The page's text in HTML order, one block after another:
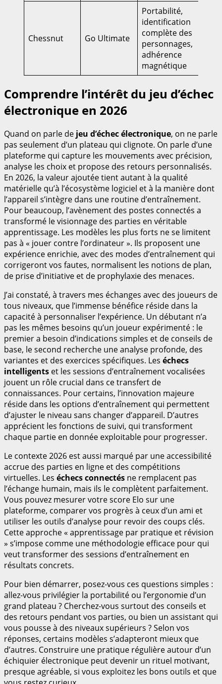
Chessnut Go Ultimate
Portabilité,
identification
complète des
personnages,
adhérence
magnétique
Comprendre l’intérêt du jeu d’échec
électronique en 2026
Quand on parle de jeu d’échec électronique, on ne parle
pas seulement d’un plateau qui clignote. On parle d’une
plateforme qui capture les mouvements avec précision,
analyse les choix et propose des retours personnalisés.
En 2026, la valeur ajoutée tient autant à la qualité
matérielle qu’à l’écosystème logiciel et à la manière dont
l’appareil s’intègre dans une routine d’entraînement.
Pour beaucoup, l’avènement des postes connectés a
transformé le visionnage des parties en véritable
apprentissage. Les modèles les plus forts ne se limitent
pas à « jouer contre l’ordinateur ». Ils proposent une
expérience enrichie, avec des modes d’entraînement qui
corrigeront vos fautes, normalisent les notions de plan,
de prise d’initiative et de prophylaxie des menaces.
J’ai constaté, à travers mes échanges avec des joueurs de
tous niveaux, que l’immense bénéfice réside dans la
capacité à personnaliser l’expérience. Un débutant n’a
pas les mêmes besoins qu’un joueur expérimenté : le
premier a besoin d’indications simples et de conseils de
base, le second recherche une analyse profonde, des
variantes et des exercices spécifiques. Les échecs
intelligents et les sessions d’entraînement vocalisées
jouent un rôle crucial dans ce transfert de
connaissances. Pour certains, l’innovation majeure
réside dans les options d’entraînement qui permettent
d’ajuster le niveau sans changer d’appareil. D’autres
apprécient les fonctions de suivi, qui transforment
chaque partie en donnée exploitable pour progresser.
Le contexte 2026 est aussi marqué par une accessibilité
accrue des parties en ligne et des compétitions
virtuelles. Les échecs connectés ne remplacent pas
l’échange humain, mais ils le complètent parfaitement.
Vous pouvez mesurer votre score Elo sur une
plateforme, comparer vos progrès à ceux d’un ami et
utiliser les outils d’analyse pour revoir des coups clés.
Cette approche « apprentissage par pratique et révision
» s’impose comme une méthodologie efficace pour qui
veut transformer des sessions d’entraînement en
résultats concrets.
Pour bien démarrer, posez-vous ces questions simples :
allez-vous privilégier la portabilité ou l’ergonomie d’un
grand plateau ? Cherchez-vous surtout des conseils et
des retours pendant vos parties, ou bien un assistant qui
vous pousse à des niveaux supérieurs ? Selon vos
réponses, certains modèles s’adapteront mieux que
d’autres. Construire une pratique régulière autour d’un
échiquier électronique peut devenir un rituel motivant,
presque agréable, si vous exploitez les bons outils et que